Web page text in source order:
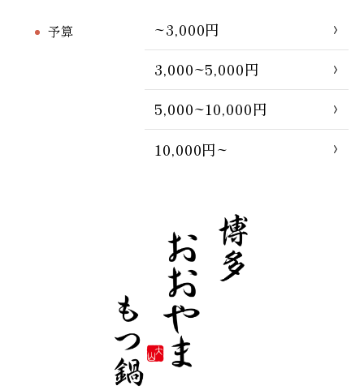
予算
~3,000円
3,000~5,000円
5,000~10,000円
10,000円~